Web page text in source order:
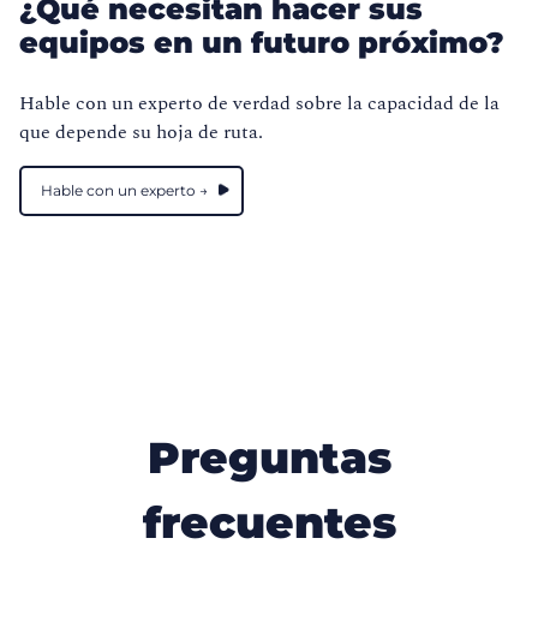
¿Qué necesitan hacer sus
equipos en un futuro próximo?
Hable con un experto de verdad sobre la capacidad de la
que depende su hoja de ruta.
Hable con un experto →
Preguntas
frecuentes